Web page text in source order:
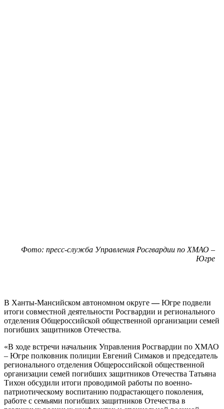
Фото: пресс-служба Управления Росгвардии по ХМАО –
Югре
В Ханты-Мансийском автономном округе—Югре подвели
итоги совместной деятельности Росгвардии и регионального
отделения Общероссийской общественной организации семей
погибших защитников Отечества.
«В ходе встречи начальник Управления Росгвардии по ХМАО
– Югре полковник полиции Евгений Симаков и председатель
регионального отделения Общероссийской общественной
организации семей погибших защитников Отечества Татьяна
Тихон обсудили итоги проводимой работы по военно-
патриотическому воспитанию подрастающего поколения,
работе с семьями погибших защитников Отечества в